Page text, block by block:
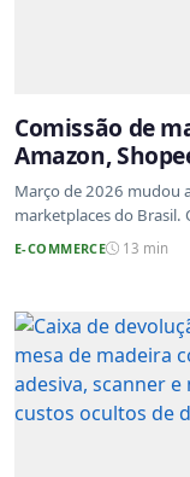
Comissão de
Amazon,
atualizadas
Março de 2026 mudou
marketplaces do Brasil.
E-COMMERCE 13 min